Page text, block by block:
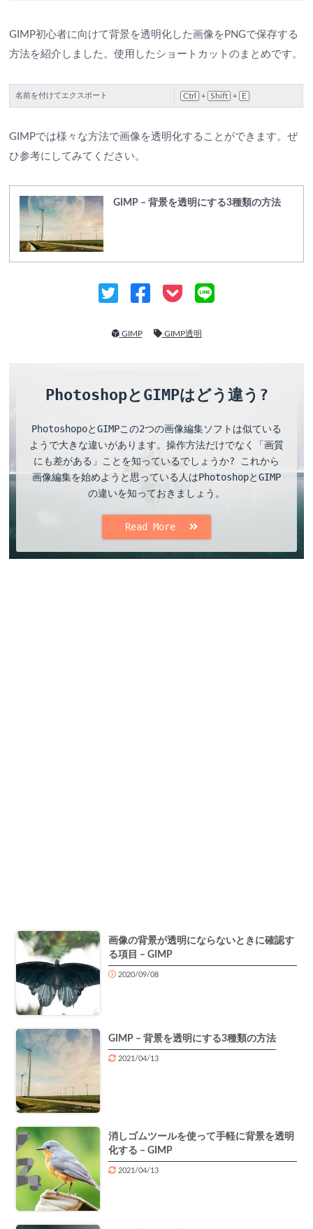
GIMP初心者に向けて背景を透明化した画像をPNGで保存する
方法を紹介しました。使用したショートカットのまとめです。
名前を付けてエクスポート Ctrl + Shift + E
GIMPでは様々な方法で画像を透明化することができます。ぜ
ひ参考にしてみてください。
GIMP – 背景を透明にする3種類の方法
GIMP GIMP透明
PhotoshopとGIMPはどう違う?
PhotoshopoとGIMPこの2つの画像編集ソフトは似ている
ようで大きな違いがあります。操作方法だけでなく「画質
にも差がある」ことを知っているでしょうか? これから
画像編集を始めようと思っている人はPhotoshopとGIMP
の違いを知っておきましょう。
Read More
画像の背景が透明にならないときに確認す
る項目 – GIMP
2020/09/08
GIMP – 背景を透明にする3種類の方法
2021/04/13
消しゴムツールを使って手軽に背景を透明
化する – GIMP
2021/04/13